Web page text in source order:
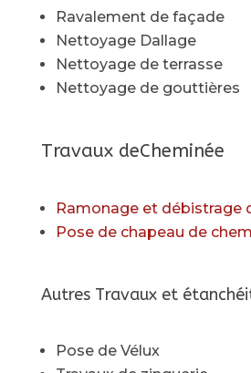
Ravalement de façade
Nettoyage Dallage
Nettoyage de terrasse
Nettoyage de gouttières
Travaux deCheminée
Ramonage et débistrage
Pose de chapeau de
Autres Travaux et
Pose de Vélux